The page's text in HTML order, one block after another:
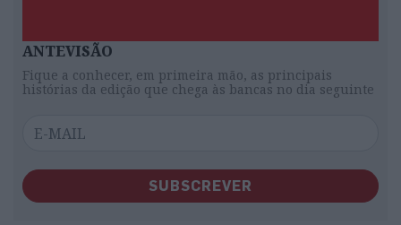
ANTEVISÃO
Fique a conhecer, em primeira mão, as principais
histórias da edição que chega às bancas no dia seguinte
SUBSCREVER